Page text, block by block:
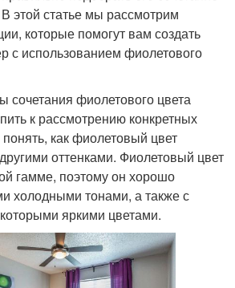
этой статье мы рассмотрим
которые помогут вам создать
с использованием фиолетового
фиолетового цвета
к рассмотрению конкретных
как фиолетовый цвет
оттенками. Фиолетовый цвет
гамме, поэтому он хорошо
холодными тонами, а также с
яркими цветами.